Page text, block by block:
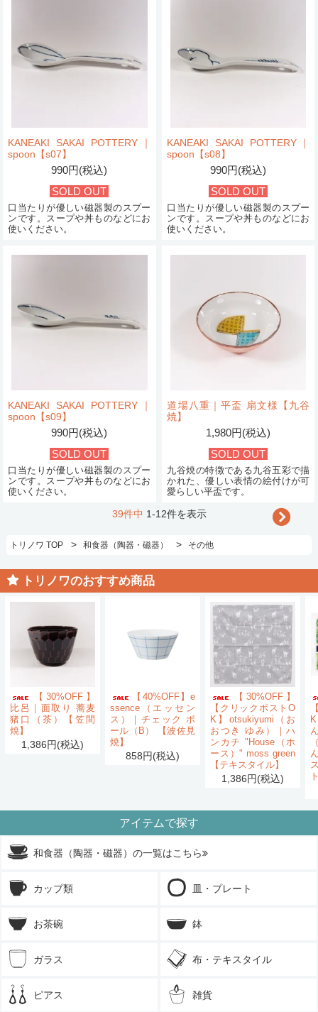
KANEAKI SAKAI POTTERY｜
spoon【s07】
990円(税込)
SOLD OUT
口当たりが優しい磁器製のスプー
ンです。スープや丼ものなどにお
使いください。
KANEAKI SAKAI POTTERY｜
spoon【s08】
990円(税込)
SOLD OUT
口当たりが優しい磁器製のスプー
ンです。スープや丼ものなどにお
使いください。
KANEAKI SAKAI POTTERY｜
spoon【s09】
990円(税込)
SOLD OUT
口当たりが優しい磁器製のスプー
ンです。スープや丼ものなどにお
使いください。
道場八重｜平盃 扇文様【九谷
焼】
1,980円(税込)
SOLD OUT
九谷焼の特徴である九谷五彩で描
かれた、優しい表情の絵付けが可
愛らしい平盃です。
39件中 1-12件を表示
トリノワ TOP > 和食器（陶器・磁器） > その他
トリノワのおすすめ商品
【30%OFF】
比呂｜面取り 蕎麦
猪口（茶）【笠間
焼】
1,386円(税込)
【40%OFF】e
ssence（エッセン
ス）｜チェック ボ
ール（B） 【波佐見
焼】
858円(税込)
【30%OFF】
【クリックポストO
K】otsukiyumi（お
おつき ゆみ）｜ハ
ンカチ "House（ホ
ース）" moss green
【テキスタイル】
1,386円(税込)
アイテムで探す
和食器（陶器・磁器）の一覧はこちら
カップ類 皿・プレート
お茶碗 鉢
ガラス 布・テキスタイル
ピアス 雑貨